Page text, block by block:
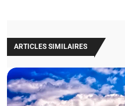
ARTICLES SIMILAIRES